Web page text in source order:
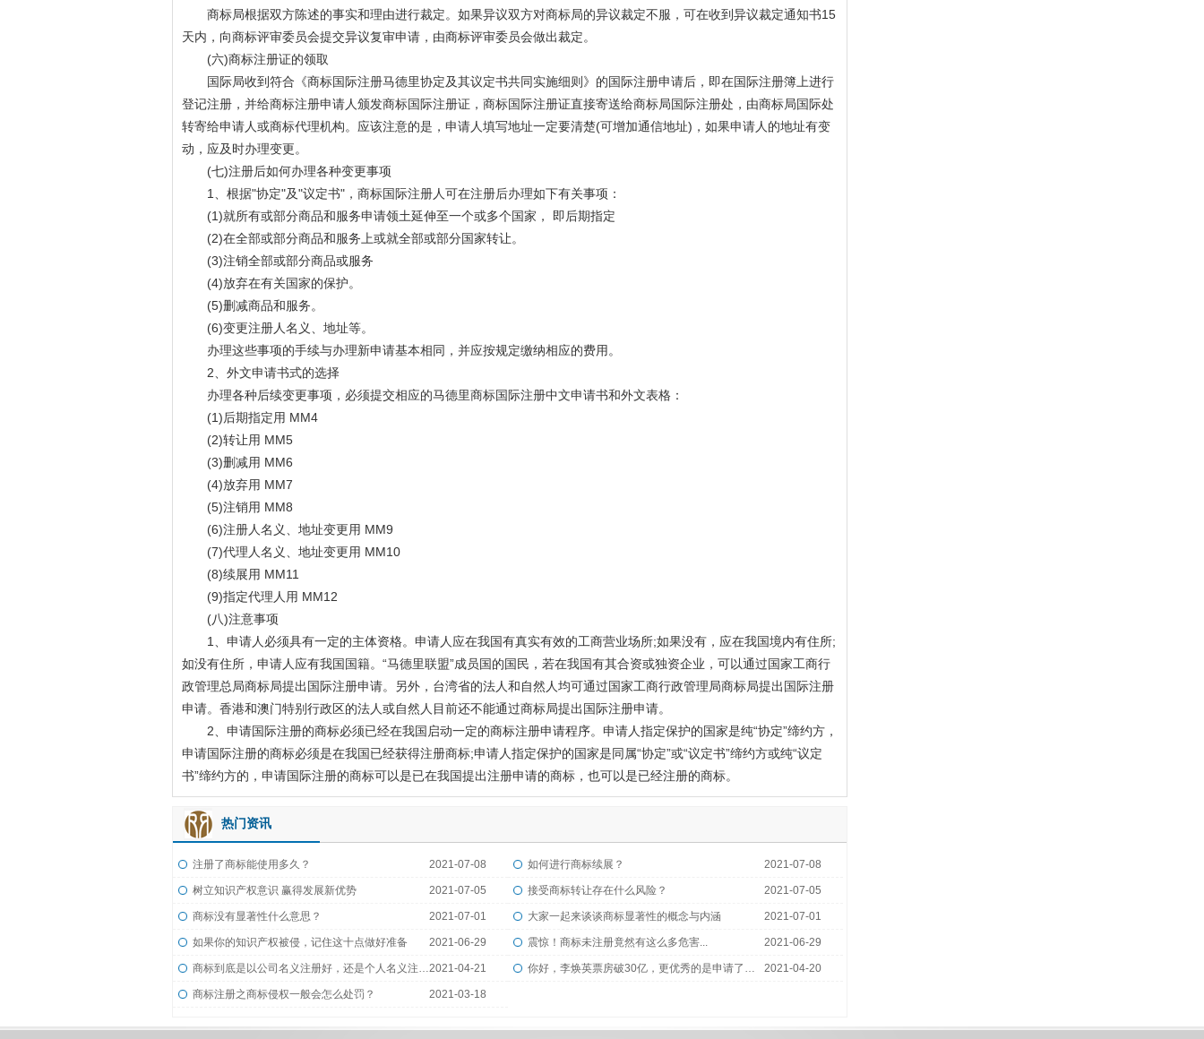
商标局根据双方陈述的事实和理由进行裁定。如果异议双方对商标局的异议裁定不服，可在收到异议裁定通知书15
天内，向商标评审委员会提交异议复审申请，由商标评审委员会做出裁定。
(六)商标注册证的领取
国际局收到符合《商标国际注册马德里协定及其议定书共同实施细则》的国际注册申请后，即在国际注册簿上进行
登记注册，并给商标注册申请人颁发商标国际注册证，商标国际注册证直接寄送给商标局国际注册处，由商标局国际处
转寄给申请人或商标代理机构。应该注意的是，申请人填写地址一定要清楚(可增加通信地址)，如果申请人的地址有变
动，应及时办理变更。
(七)注册后如何办理各种变更事项
1、根据"协定"及"议定书"，商标国际注册人可在注册后办理如下有关事项：
(1)就所有或部分商品和服务申请领土延伸至一个或多个国家， 即后期指定
(2)在全部或部分商品和服务上或就全部或部分国家转让。
(3)注销全部或部分商品或服务
(4)放弃在有关国家的保护。
(5)删减商品和服务。
(6)变更注册人名义、地址等。
办理这些事项的手续与办理新申请基本相同，并应按规定缴纳相应的费用。
2、外文申请书式的选择
办理各种后续变更事项，必须提交相应的马德里商标国际注册中文申请书和外文表格：
(1)后期指定用 MM4
(2)转让用 MM5
(3)删减用 MM6
(4)放弃用 MM7
(5)注销用 MM8
(6)注册人名义、地址变更用 MM9
(7)代理人名义、地址变更用 MM10
(8)续展用 MM11
(9)指定代理人用 MM12
(八)注意事项
1、申请人必须具有一定的主体资格。申请人应在我国有真实有效的工商营业场所;如果没有，应在我国境内有住所;
如没有住所，申请人应有我国国籍。“马德里联盟”成员国的国民，若在我国有其合资或独资企业，可以通过国家工商行
政管理总局商标局提出国际注册申请。另外，台湾省的法人和自然人均可通过国家工商行政管理局商标局提出国际注册
申请。香港和澳门特别行政区的法人或自然人目前还不能通过商标局提出国际注册申请。
2、申请国际注册的商标必须已经在我国启动一定的商标注册申请程序。申请人指定保护的国家是纯“协定”缔约方，
申请国际注册的商标必须是在我国已经获得注册商标;申请人指定保护的国家是同属“协定”或“议定书”缔约方或纯“议定
书”缔约方的，申请国际注册的商标可以是已在我国提出注册申请的商标，也可以是已经注册的商标。
热门资讯
注册了商标能使用多久？ 2021-07-08 如何进行商标续展？ 2021-07-08
树立知识产权意识 赢得发展新优势 2021-07-05 接受商标转让存在什么风险？ 2021-07-05
商标没有显著性什么意思？ 2021-07-01 大家一起来谈谈商标显著性的概念与内涵 2021-07-01
如果你的知识产权被侵，记住这十点做好准备 2021-06-29 震惊！商标未注册竟然有这么多危害... 2021-06-29
商标到底是以公司名义注册好，还是个人名义注册好？2021-04-21 你好，李焕英票房破30亿，更优秀的是申请了全类商标 2021-04-20
商标注册之商标侵权一般会怎么处罚？ 2021-03-18